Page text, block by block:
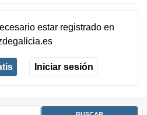
estar registradoen
Iniciar sesión